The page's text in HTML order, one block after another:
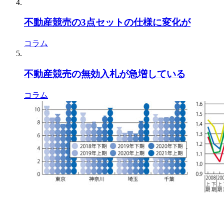
不動産競売の3点セットの仕様に変化が
コラム
不動産競売の無効入札が急増している
コラム